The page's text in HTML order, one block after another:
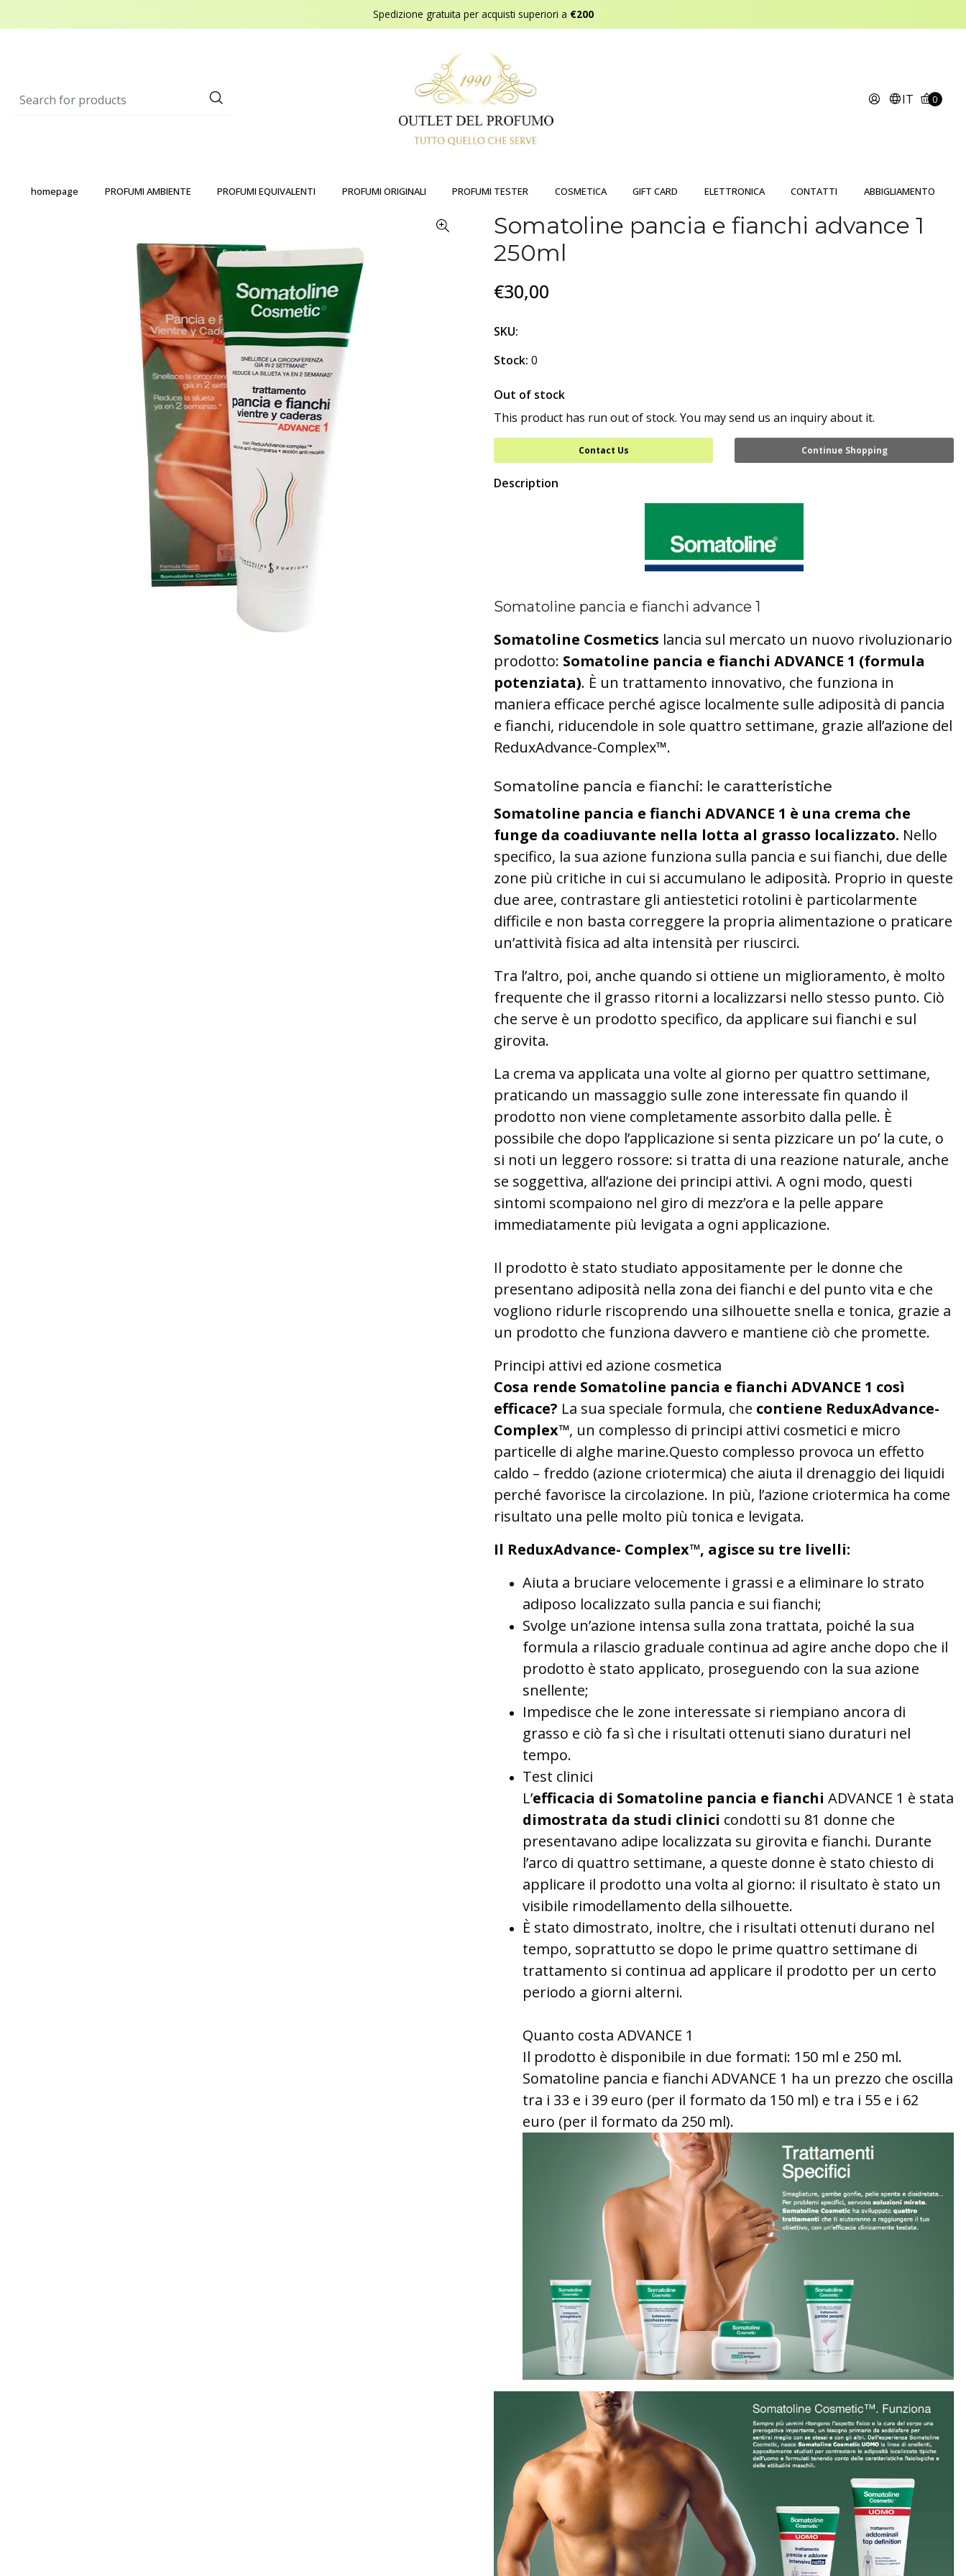
Spedizione gratuita per acquisti superiori a €200
IT 0
homepage PROFUMI AMBIENTE PROFUMI EQUIVALENTI PROFUMI ORIGINALI PROFUMI TESTER COSMETICA GIFT CARD ELETTRONICA CONTATTI ABBIGLIAMENTO
Somatoline pancia e fianchi advance 1
250ml
€30,00
SKU:
Stock: 0
Out of stock
This product has run out of stock. You may send us an inquiry about it.
Contact Us Continue Shopping
Description
Somatoline pancia e fianchi advance 1
Somatoline Cosmetics lancia sul mercato un nuovo rivoluzionario
prodotto: Somatoline pancia e fianchi ADVANCE 1 (formula
potenziata). È un trattamento innovativo, che funziona in
maniera efficace perché agisce localmente sulle adiposità di pancia
e fianchi, riducendole in sole quattro settimane, grazie all’azione del
ReduxAdvance-Complex™.
Somatoline pancia e fianchi: le caratteristiche
Somatoline pancia e fianchi ADVANCE 1 è una crema che
funge da coadiuvante nella lotta al grasso localizzato. Nello
specifico, la sua azione funziona sulla pancia e sui fianchi, due delle
zone più critiche in cui si accumulano le adiposità. Proprio in queste
due aree, contrastare gli antiestetici rotolini è particolarmente
difficile e non basta correggere la propria alimentazione o praticare
un’attività fisica ad alta intensità per riuscirci.
Tra l’altro, poi, anche quando si ottiene un miglioramento, è molto
frequente che il grasso ritorni a localizzarsi nello stesso punto. Ciò
che serve è un prodotto specifico, da applicare sui fianchi e sul
girovita.
La crema va applicata una volte al giorno per quattro settimane,
praticando un massaggio sulle zone interessate fin quando il
prodotto non viene completamente assorbito dalla pelle. È
possibile che dopo l’applicazione si senta pizzicare un po’ la cute, o
si noti un leggero rossore: si tratta di una reazione naturale, anche
se soggettiva, all’azione dei principi attivi. A ogni modo, questi
sintomi scompaiono nel giro di mezz’ora e la pelle appare
immediatamente più levigata a ogni applicazione.
Il prodotto è stato studiato appositamente per le donne che
presentano adiposità nella zona dei fianchi e del punto vita e che
vogliono ridurle riscoprendo una silhouette snella e tonica, grazie a
un prodotto che funziona davvero e mantiene ciò che promette.
Principi attivi ed azione cosmetica
Cosa rende Somatoline pancia e fianchi ADVANCE 1 così
efficace? La sua speciale formula, che contiene ReduxAdvance-
Complex™, un complesso di principi attivi cosmetici e micro
particelle di alghe marine.Questo complesso provoca un effetto
caldo – freddo (azione criotermica) che aiuta il drenaggio dei liquidi
perché favorisce la circolazione. In più, l’azione criotermica ha come
risultato una pelle molto più tonica e levigata.
Il ReduxAdvance- Complex™, agisce su tre livelli:
Aiuta a bruciare velocemente i grassi e a eliminare lo strato
adiposo localizzato sulla pancia e sui fianchi;
Svolge un’azione intensa sulla zona trattata, poiché la sua
formula a rilascio graduale continua ad agire anche dopo che il
prodotto è stato applicato, proseguendo con la sua azione
snellente;
Impedisce che le zone interessate si riempiano ancora di
grasso e ciò fa sì che i risultati ottenuti siano duraturi nel
tempo.
Test clinici
L’efficacia di Somatoline pancia e fianchi ADVANCE 1 è stata
dimostrata da studi clinici condotti su 81 donne che
presentavano adipe localizzata su girovita e fianchi. Durante
l’arco di quattro settimane, a queste donne è stato chiesto di
applicare il prodotto una volta al giorno: il risultato è stato un
visibile rimodellamento della silhouette.
È stato dimostrato, inoltre, che i risultati ottenuti durano nel
tempo, soprattutto se dopo le prime quattro settimane di
trattamento si continua ad applicare il prodotto per un certo
periodo a giorni alterni.
Quanto costa ADVANCE 1
Il prodotto è disponibile in due formati: 150 ml e 250 ml.
Somatoline pancia e fianchi ADVANCE 1 ha un prezzo che oscilla
tra i 33 e i 39 euro (per il formato da 150 ml) e tra i 55 e i 62
euro (per il formato da 250 ml).